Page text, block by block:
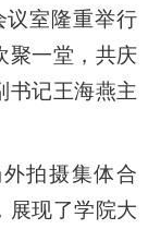
议室隆重举行
聚一堂，共庆
书记王海燕主
拍摄集体合
展现了学院大